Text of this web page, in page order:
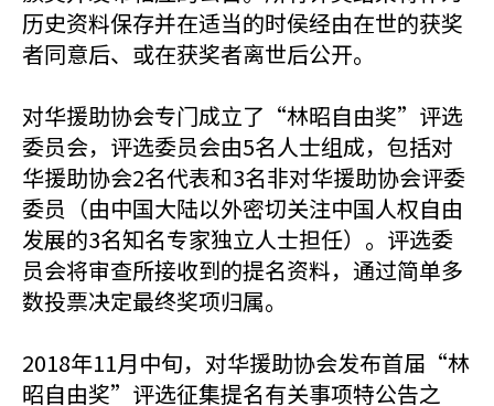
历史资料保存并在适当的时侯经由在世的获奖
者同意后、或在获奖者离世后公开。
对华援助协会专门成立了“林昭自由奖”评选
委员会，评选委员会由5名人士组成，包括对
华援助协会2名代表和3名非对华援助协会评委
委员（由中国大陆以外密切关注中国人权自由
发展的3名知名专家独立人士担任）。评选委
员会将审查所接收到的提名资料，通过简单多
数投票决定最终奖项归属。
2018年11月中旬，对华援助协会发布首届“林
昭自由奖”评选征集提名有关事项特公告之